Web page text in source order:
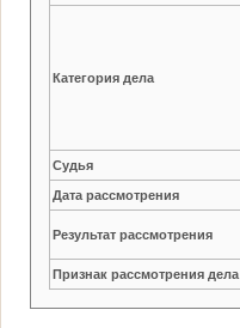
Категория дела
Судья
Дата рассмотрения
Результат рассмотрения
Признак рассмотрения дела